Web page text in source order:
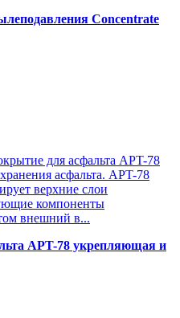
Concentrate
для асфальта APT-78
асфальта. APT-78
верхние слои
компоненты
внешний в...
APT-78 укрепляющая и